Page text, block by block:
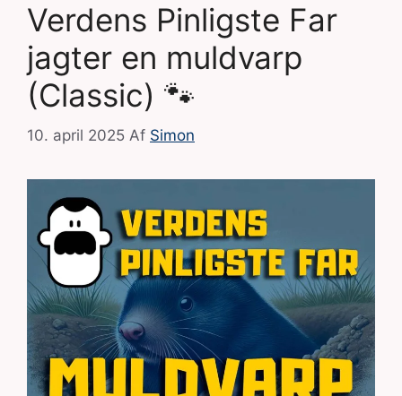
Verdens Pinligste Far
jagter en muldvarp
(Classic) 🐾
10. april 2025 Af Simon